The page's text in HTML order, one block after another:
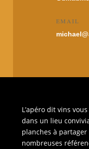
EMAIL
L’apéro dit vins
dans un lieu
planches à
nombreuses